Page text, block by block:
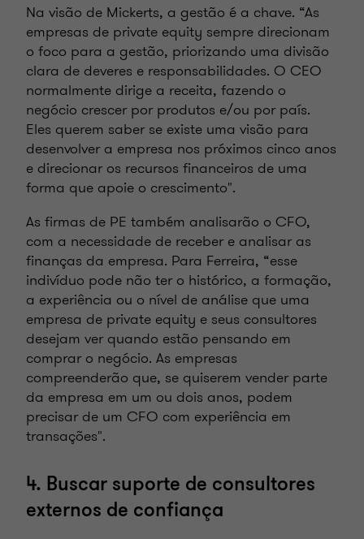
Na visão de Mickerts, a gestão é a chave. “As
empresas de private equity sempre direcionam
o foco para a gestão, priorizando uma divisão
clara de deveres e responsabilidades. O CEO
normalmente dirige a receita, fazendo o
negócio crescer por produtos e/ou por país.
Eles querem saber se existe uma visão para
desenvolver a empresa nos próximos cinco anos
e direcionar os recursos financeiros de uma
forma que apoie o crescimento".
As firmas de PE também analisarão o CFO,
com a necessidade de receber e analisar as
finanças da empresa. Para Ferreira, “esse
indivíduo pode não ter o histórico, a formação,
a experiência ou o nível de análise que uma
empresa de private equity e seus consultores
desejam ver quando estão pensando em
comprar o negócio. As empresas
compreenderão que, se quiserem vender parte
da empresa em um ou dois anos, podem
precisar de um CFO com experiência em
transações".
4. Buscar suporte de consultores
externos de confiança